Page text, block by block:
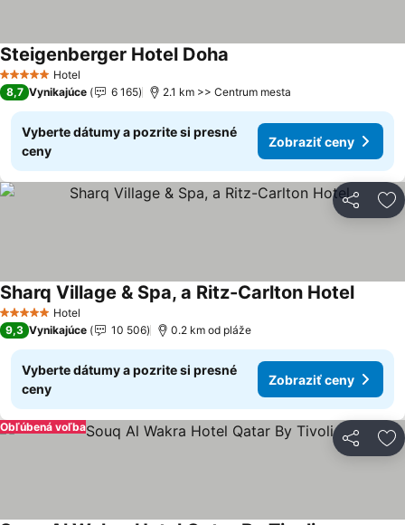
5 Počet hviezdičiek
Hotel
Steigenberger Hotel Doha
8,7 Vynikajúce 6 165 2.1 km >> Centrum mesta
Vyberte dátumy a pozrite si presné
ceny
Zobraziť ceny
Zdieľať
5 Počet hviezdičiek
Hotel
Sharq Village & Spa, a Ritz-Carlton Hotel
9,3 Vynikajúce 10 506 0.2 km od pláže
Vyberte dátumy a pozrite si presné
ceny
Zobraziť ceny
Zdieľať
Obľúbená voľba